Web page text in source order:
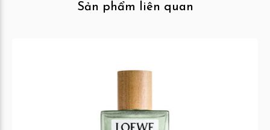
Sản phẩm liên quan